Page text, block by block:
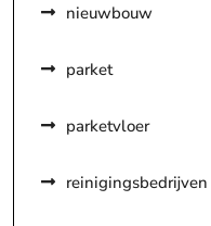
nieuwbouw
parket
parketvloer
reinigingsbedrijven